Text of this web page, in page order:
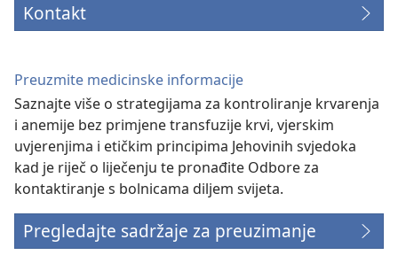
Kontakt
Preuzmite medicinske informacije
Saznajte više o strategijama za kontroliranje krvarenja
i anemije bez primjene transfuzije krvi, vjerskim
uvjerenjima i etičkim principima Jehovinih svjedoka
kad je riječ o liječenju te pronađite Odbore za
kontaktiranje s bolnicama diljem svijeta.
Pregledajte sadržaje za preuzimanje